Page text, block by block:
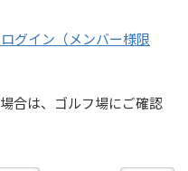
グイン（メンバー様限
合は、ゴルフ場にご確認